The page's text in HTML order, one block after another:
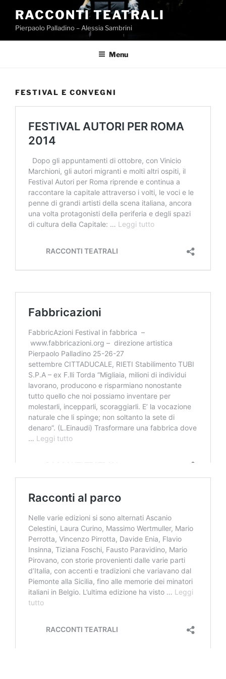
contenuto
RACCONTI TEATRALI
Pierpaolo Palladino – Alessia Sambrini
Menu
FESTIVAL E CONVEGNI